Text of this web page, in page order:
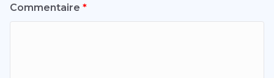
Commentaire *